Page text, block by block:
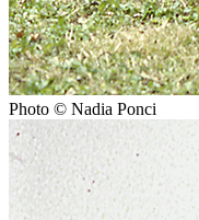
Photo © Nadia Ponci